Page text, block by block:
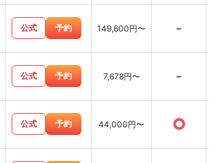
公式 予約 149,600円〜 -
公式 予約 7,678円〜 -
公式 予約 44,000円〜 ○